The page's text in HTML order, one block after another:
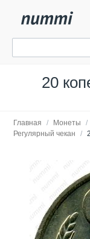
20
Главная / Монеты /
Регулярный чекан
/